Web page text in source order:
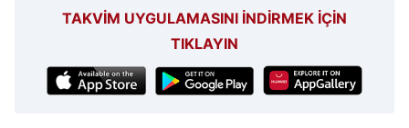
TAKVİM UYGULAMASINI İNDİRMEK İÇİN
TIKLAYIN